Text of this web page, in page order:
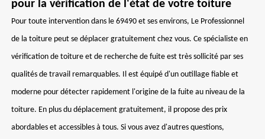
pour la vérification de l'état de votre toiture
Pour toute intervention dans le 69490 et ses environs, Le Professionnel
de la toiture peut se déplacer gratuitement chez vous. Ce spécialiste en
vérification de toiture et de recherche de fuite est très sollicité par ses
qualités de travail remarquables. Il est équipé d'un outillage fiable et
moderne pour détecter rapidement l'origine de la fuite au niveau de la
toiture. En plus du déplacement gratuitement, il propose des prix
abordables et accessibles à tous. Si vous avez d'autres questions,